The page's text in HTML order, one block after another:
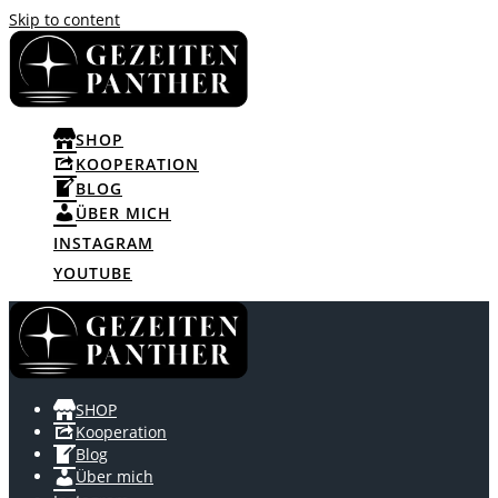
Skip to content
SHOP
KOOPERATION
BLOG
ÜBER MICH
INSTAGRAM
YOUTUBE
SHOP
Kooperation
Blog
Über mich